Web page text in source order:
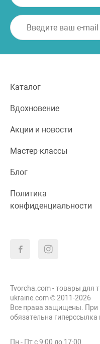
Каталог
Вдохновение
Акции и новости
Мастер-классы
Блог
Политика
конфиденциальности
Tvorcha.com - товары для
ukraine.com © 2011-2026
Все права защищены. При
обязательна гиперссылка
Пн - Пт с 9:00 до 17:00